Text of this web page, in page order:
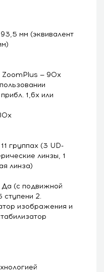
мм (эквивалент
ZoomPlus — 90x
1,6x или
группах (3 UD-
линзы, 1
линза)
Да (с подвижной
ступени 2.
изображения и